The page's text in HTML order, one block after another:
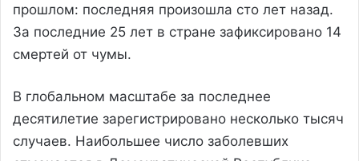
прошлом: последняя произошла сто лет назад.
За последние 25 лет в стране зафиксировано 14
смертей от чумы.
В глобальном масштабе за последнее
десятилетие зарегистрировано несколько тысяч
случаев. Наибольшее число заболевших